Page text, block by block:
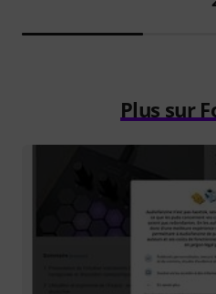
Plus sur